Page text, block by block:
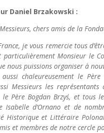
Daniel Brzakowski :
chers amis de la
je vous remercie tous
Monsieur le
nous puissions organiser à
chaleureusement le
Messieurs les
le Père Bogdan Brzyś, et tous
Isabelle d’Ornano et de
Historique et Littéraire
et membres de notre cercle